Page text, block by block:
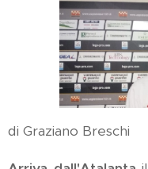
di Graziano Breschi